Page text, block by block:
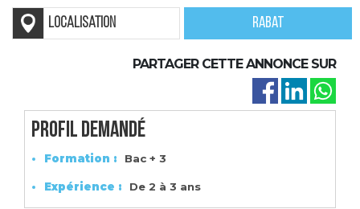
localisation Rabat
PARTAGER CETTE ANNONCE SUR
Profil demandé
Formation : Bac + 3
Expérience : De 2 à 3 ans